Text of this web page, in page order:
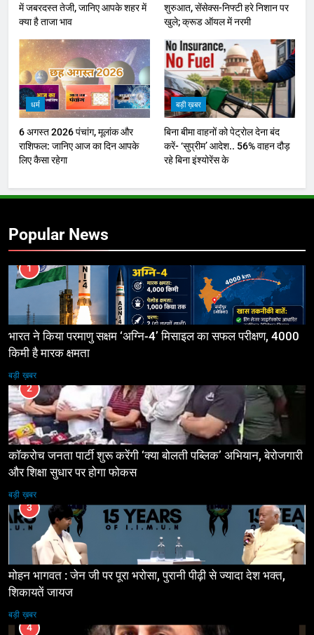
में जबरदस्त तेजी, जानिए आपके शहर में
क्या है ताजा भाव
शुरुआत, सेंसेक्स-निफ्टी हरे निशान पर
खुले; क्रूड ऑयल में नरमी
धर्म
6 अगस्त 2026 पंचांग, मूलांक और
राशिफल: जानिए आज का दिन आपके
लिए कैसा रहेगा
बड़ी ख़बर
बिना बीमा वाहनों को पेट्राेल देना बंद
करें- ‘सुप्रीम’ आदेश.. 56% वाहन दौड़
रहे बिना इंश्योरेंस के
Popular News
1
भारत ने किया परमाणु सक्षम ‘अग्नि-4’ मिसाइल का सफल परीक्षण, 4000
किमी है मारक क्षमता
बड़ी ख़बर
2
कॉकरोच जनता पार्टी शुरू करेंगी ‘क्या बोलती पब्लिक’ अभियान, बेरोजगारी
और शिक्षा सुधार पर होगा फोकस
बड़ी ख़बर
3
मोहन भागवत : जेन जी पर पूरा भरोसा, पुरानी पीढ़ी से ज्यादा देश भक्त,
शिकायतें जायज
बड़ी ख़बर
4